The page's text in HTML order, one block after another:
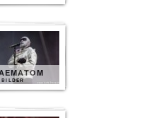
BILDER